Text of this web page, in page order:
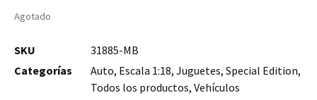
Agotado
SKU
31885-MB
Categorías
Auto, Escala 1:18, Juguetes, Special Edition,
Todos los productos, Vehículos